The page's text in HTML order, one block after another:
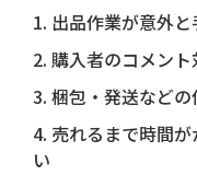
1. 出品作業が意外と
2. 購入者のコメン
3. 梱包・発送など
4. 売れるまで時間
い